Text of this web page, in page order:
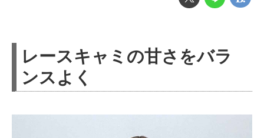
レースキャミの甘さをバラ
ンスよく